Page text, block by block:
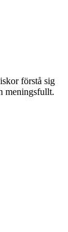
förstå sig
meningsfullt.